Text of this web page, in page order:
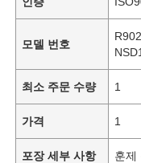
모델 번호
최소 주문 수량 1
가격 1
포장 세부 사항 훈제